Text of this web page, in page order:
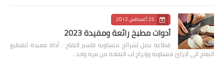
25 أغسطس 2012
أدوات مطبخ رائعة ومفيدة 2023
قطاعة بصل لشرائح متساوية قاسم التفاح : أداة مفيدة لتقطيع
التفاح الى أجزائ متساوية وإخراج لب التفاحة من مرة واحد…